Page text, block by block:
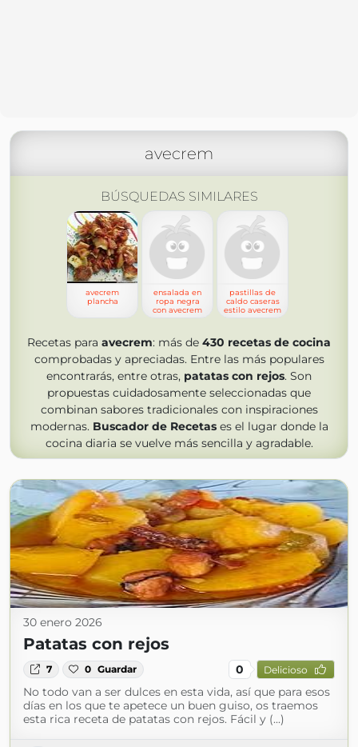
avecrem
BÚSQUEDAS SIMILARES
avecrem
plancha
ensalada en
ropa negra
con avecrem
pastillas de
caldo caseras
estilo avecrem
Recetas para avecrem: más de 430 recetas de cocina
comprobadas y apreciadas. Entre las más populares
encontrarás, entre otras, patatas con rejos. Son
propuestas cuidadosamente seleccionadas que
combinan sabores tradicionales con inspiraciones
modernas. Buscador de Recetases el lugar donde la
cocina diaria se vuelve más sencilla y agradable.
30 enero 2026
Patatas con rejos
7 0 Guardar 0 Delicioso
No todo van a ser dulces en esta vida, así que para esos
días en los que te apetece un buen guiso, os traemos
esta rica receta de patatas con rejos. Fácil y (...)